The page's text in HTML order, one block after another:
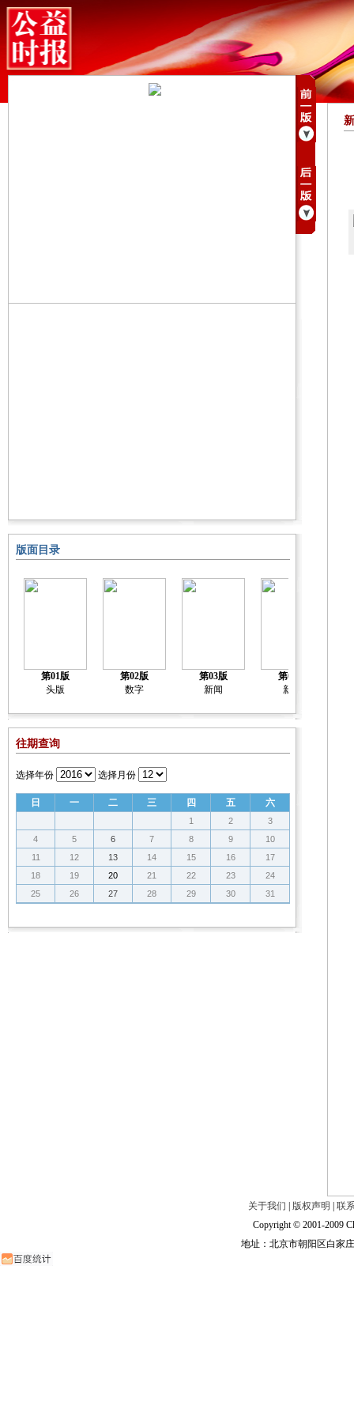
版面目录
第01版
头版
第02版
数字
第03版
新闻
第04版
新闻
往期查询
选择年份 选择月份
日 一 二 三 四 五 六
1 2
3
4
5 6 7 8 9
10
11
12 13 14 15 16
17
18
19 20 21 22 23
24
25
26 27 28 29 30 31
关于我们 版权声明
联
Copyright © 2001-2009
地址：北京市朝阳区白家